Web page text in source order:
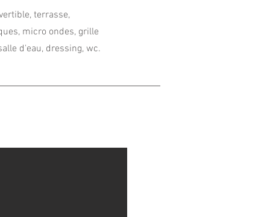
terrasse,
micro ondes, grille
d'eau, dressing, wc.